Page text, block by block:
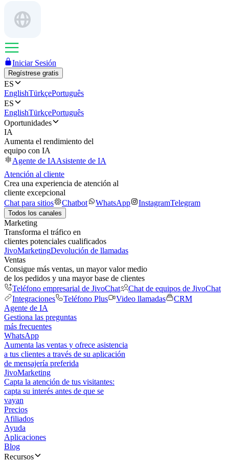
Iniciar Sesión
Regístrese gratis
ES
EnglishTürkçePortuguês
ES
EnglishTürkçePortuguês
Oportunidades
IA
Aumenta el rendimiento del
equipo con IA
Agente de IAAsistente de IA
Atención al cliente
Crea una experiencia de atención al
cliente excepcional
Chat para sitios
Chatbot WhatsApp InstagramTelegram
Todos los canales
Marketing
Transforma el tráfico en
clientes potenciales cualificados
JivoMarketingDevolución de llamadas
Ventas
Consigue más ventas, un mayor valor medio
de los pedidos y una mayor base de clientes
Teléfono empresarial de JivoChat
Chat de equipos de JivoChat
Integraciones
Teléfono Plus Video llamadas
CRM
Agente de IA
Gestiona las preguntas
más frecuentes
WhatsApp
Aumenta las ventas y ofrece asistencia
a tus clientes a través de su aplicación
de mensajería preferida
JivoMarketing
Capta la atención de tus visitantes:
capta su interés antes de que se
vayan
Precios
Afiliados
Ayuda
Aplicaciones
Blog
Recursos